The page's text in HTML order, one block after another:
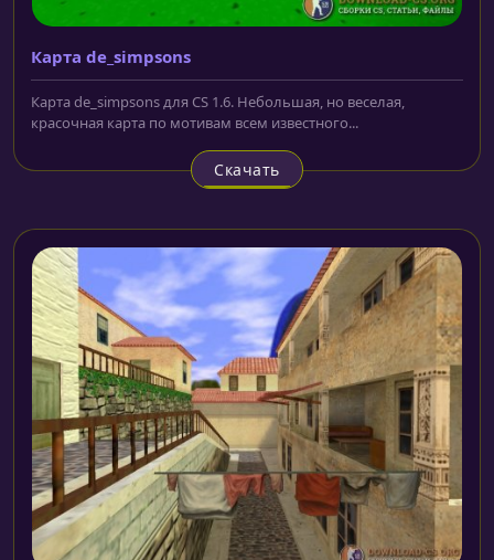
Карта de_simpsons
Карта de_simpsons для CS 1.6. Небольшая, но веселая,
красочная карта по мотивам всем известного...
Скачать